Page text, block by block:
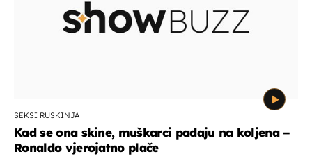
SEKSI RUSKINJA
Kad se ona skine, muškarci padaju na koljena –
Ronaldo vjerojatno plače